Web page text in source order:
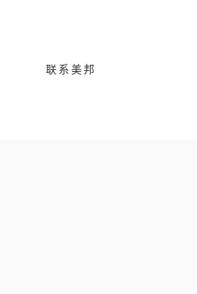
联系美邦